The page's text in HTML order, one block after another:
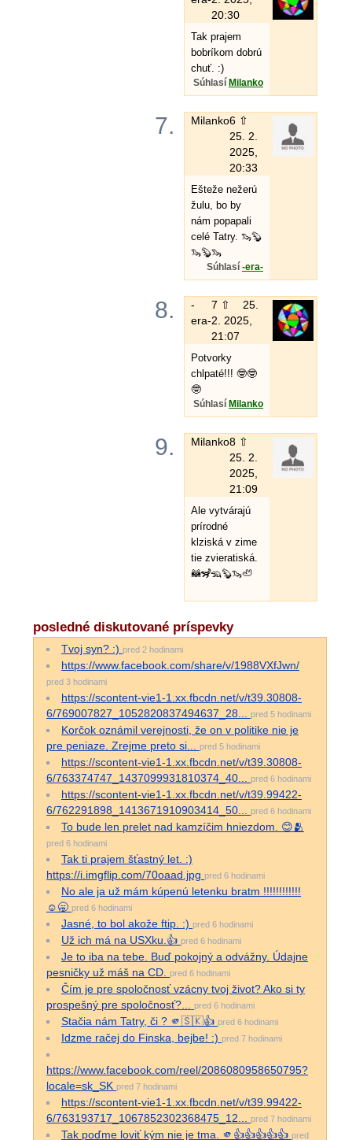
20:30
Tak prajem
bobríkom dobrú
chuť. :)
Súhlasí Milanko
7. Milanko6 ⇧
25. 2.
2025,
20:33
Ešteže nežerú
žulu, bo by
nám popapali
celé Tatry. 🦦🦫
🦦🦫🦦
Súhlasí -era-
8.
-
era-
7 ⇧
25.
2. 2025,
21:07
Potvorky
chlpaté!!! 🤓🤓
🤓
Súhlasí Milanko
9. Milanko8 ⇧
25. 2.
2025,
21:09
Ale vytvárajú
prírodné
klziská v zime
tie zvieratiská.
🦝🦨🦡🦫🦦🦥
posledné diskutované príspevky
Tvoj syn? :) pred 2 hodinami
https://www.facebook.com/share/v/1988VXfJwn/
pred 3 hodinami
https://scontent-vie1-1.xx.fbcdn.net/v/t39.30808-
6/769007827_1052820837494637_28...
pred 5 hodinami
Korčok oznámil verejnosti, že on v politike nie je
pre peniaze. Zrejme preto si...
pred 5 hodinami
https://scontent-vie1-1.xx.fbcdn.net/v/t39.30808-
6/763374747_1437099931810374_40...
pred 6 hodinami
https://scontent-vie1-1.xx.fbcdn.net/v/t39.99422-
6/762291898_1413671910903414_50...
pred 6 hodinami
To bude len prelet nad kamzíčim hniezdom. 😊🫂
pred 6 hodinami
Tak ti prajem šťastný let. :)
https://i.imgflip.com/70oaad.jpg pred 6 hodinami
No ale ja už mám kúpenú letenku bratm !!!!!!!!!!!!
☺️🥱 pred 6 hodinami
Jasné, to bol akože ftip. :) pred 6 hodinami
Už ich má na USXku.👍 pred 6 hodinami
Je to iba na tebe. Buď pokojný a odvážny. Údajne
pesničky už máš na CD.
pred 6 hodinami
Čím je pre spoločnosť vzácny tvoj život? Ako si ty
prospešný pre spoločnosť?...
pred 6 hodinami
Stačia nám Tatry, či ? 🫵🇸🇰👍 pred 6 hodinami
Idzme račej do Finska, bejbe! :) pred 7 hodinami
https://www.facebook.com/reel/2086080958650795?
locale=sk_SK pred 7 hodinami
https://scontent-vie1-1.xx.fbcdn.net/v/t39.99422-
6/763193717_1067852302368475_12...
pred 7 hodinami
Tak poďme loviť kým nie je tma. 🫵👍👍👍👍👍 pred